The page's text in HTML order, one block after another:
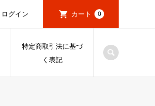
ログイン カート 0
特定商取引法に基づ
く表記